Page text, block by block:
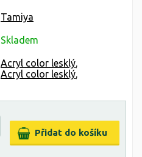
Tamiya
Skladem
Acryl color lesklý,
Acryl color lesklý,